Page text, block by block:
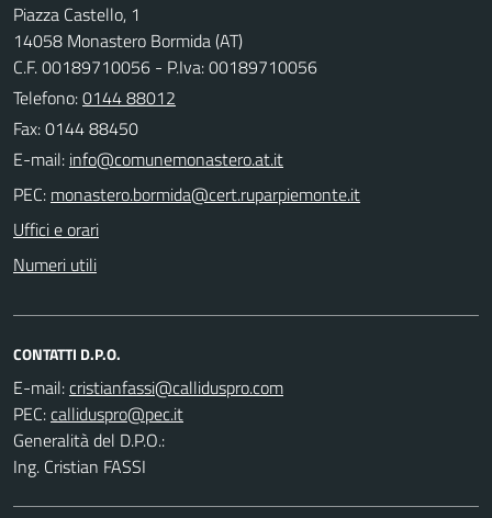
Piazza Castello, 1
14058 Monastero Bormida (AT)
C.F. 00189710056 - P.Iva: 00189710056
Telefono:0144 88012
Fax: 0144 88450
E-mail:
PEC:
Uffici e orari
Numeri utili
CONTATTI D.P.O.
E-mail:
PEC:
Generalità del D.P.O.:
Ing. Cristian FASSI